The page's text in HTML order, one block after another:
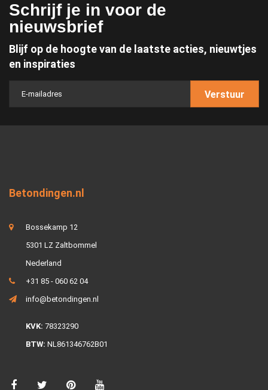
Schrijf je in voor de
nieuwsbrief
Blijf op de hoogte van de laatste acties, nieuwtjes
en inspiraties
Verstuur
Betondingen.nl
Bossekamp 12
5301 LZ Zaltbommel
Nederland
+31 85 - 060 62 04
info@betondingen.nl
KVK: 78323290
BTW: NL861346762B01